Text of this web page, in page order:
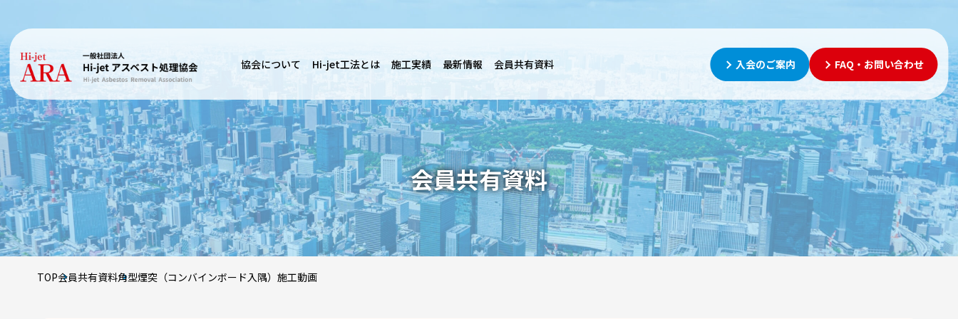
協会について Hi-jet工法とは 施工実績 最新情報 会員共有資料 入会のご案内 FAQ・お問い合わせ
会員共有資料
TOP会員共有資料角型煙突（コンバインボード入隅）施工動画